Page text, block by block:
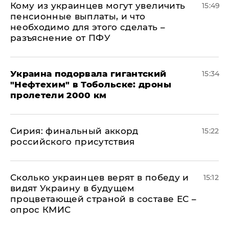
Кому из украинцев могут увеличить
пенсионные выплаты, и что
необходимо для этого сделать –
разъяснение от ПФУ
15:49
Украина подорвала гигантский
"Нефтехим" в Тобольске: дроны
пролетели 2000 км
15:34
​Сирия: финальный аккорд
российского присутствия
15:22
Сколько украинцев верят в победу и
видят Украину в будущем
процветающей страной в составе ЕС –
опрос КМИС
15:12